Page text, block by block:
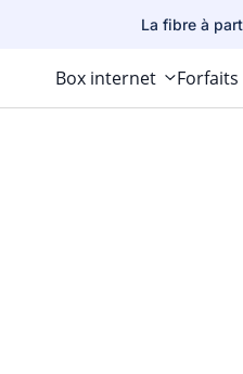
La fibre à
Box internet